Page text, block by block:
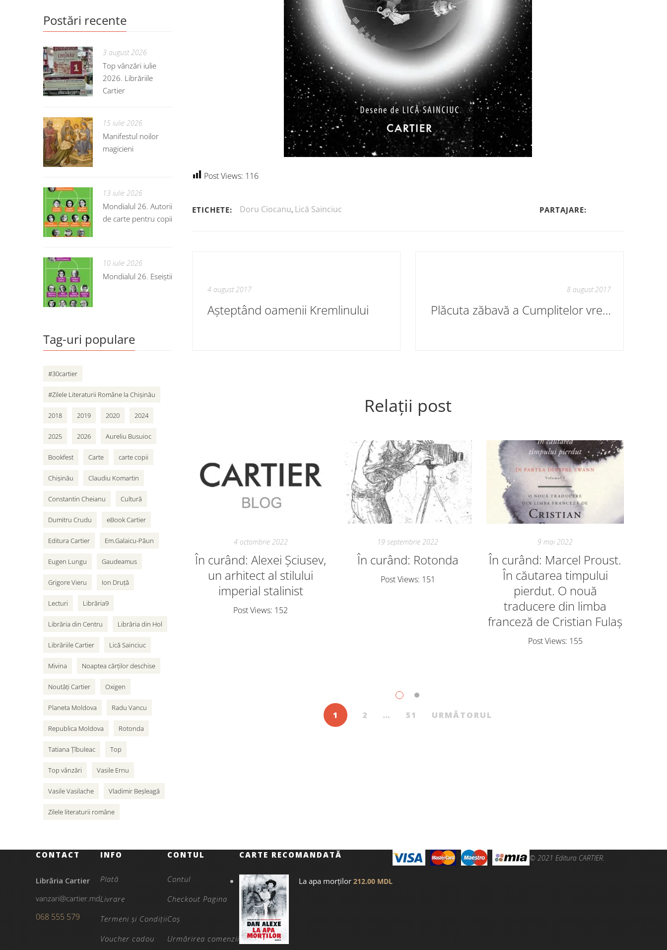
Post Views: 116
ETICHETE: Doru Ciocanu, Lică Sainciuc PARTAJARE:
4 august 2017
Așteptând oamenii Kremlinului
8 august 2017
Plăcuta zăbavă a Cumplitelor vremi
Relații post
4 octombrie 2022
În curând: Alexei Șciusev,
un arhitect al stilului
imperial stalinist
Post Views: 152
19 septembrie 2022
În curând: Rotonda
Post Views: 151
9 mai 2022
În curând: Marcel Proust.
În căutarea timpului
pierdut. O nouă
traducere din limba
franceză de Cristian Fulaș
Post Views: 155
1 2 … 51 URMĂTORUL
Postări recente
3 august 2026
Top vânzări iulie
2026. Librăriile
Cartier
15 iulie 2026
Manifestul noilor
magicieni
13 iulie 2026
Mondialul 26. Autorii
de carte pentru copii
10 iulie 2026
Mondialul 26. Eseiștii
Tag-uri populare
#30cartier
#Zilele Literaturii Române la Chișinău
2018 2019 2020 2024
2025 2026 Aureliu Busuioc
Bookfest Carte carte copii
Chișinău Claudiu Komartin
Constantin Cheianu Cultură
Dumitru Crudu eBook Cartier
Editura Cartier Em.Galaicu-Păun
Eugen Lungu Gaudeamus
Grigore Vieru Ion Druță
Lecturi Librăria9
Librăria din Centru Librăria din Hol
Librăriile Cartier Lică Sainciuc
Mivina Noaptea cărților deschise
Noutăți Cartier Oxigen
Planeta Moldova Radu Vancu
Republica Moldova Rotonda
Tatiana Țîbuleac Top
Top vânzări Vasile Ernu
Vasile Vasilache Vladimir Beșleagă
Zilele literaturii române
CONTACT
Librăria Cartier
vanzari@cartier.md
068 555 579
INFO
Plată
Livrare
Termeni și Condiții
Voucher cadou
CONTUL
Contul
Checkout Pagina
Coș
Urmărirea comenzii
CARTE RECOMANDATĂ
La apa morților 212.00 MDL
© 2021 Editura CARTIER.